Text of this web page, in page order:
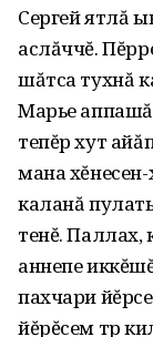
Сергей ятлă
аслăччĕ.
шăтса тухнă
Марье
тепĕр хут
мана
каланă
тенĕ. Паллах,
аннепе
пахчари
йĕрĕсем тӱр